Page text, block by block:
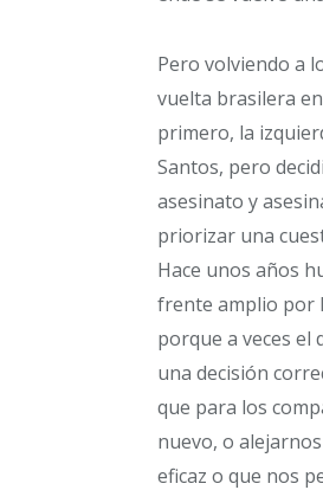
Pero volviendo a
vuelta brasilera
primero, la
Santos, pero
asesinato y
priorizar una
Hace unos años
frente amplio por
porque a veces el
una decisión
que para los
nuevo, o
eficaz o que nos